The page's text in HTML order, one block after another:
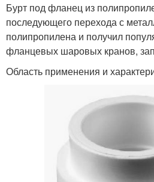
Бурт под фланец из
последующего перехода с
полипропилена и получил
фланцевых шаровых кранов,
Область применения и